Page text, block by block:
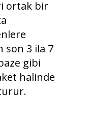
ortak bir
3 ila 7
gibi
halinde